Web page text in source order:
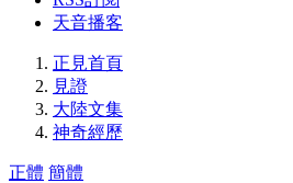
天音播客
正見首頁
見證
大陸文集
神奇經歷
正體 簡體